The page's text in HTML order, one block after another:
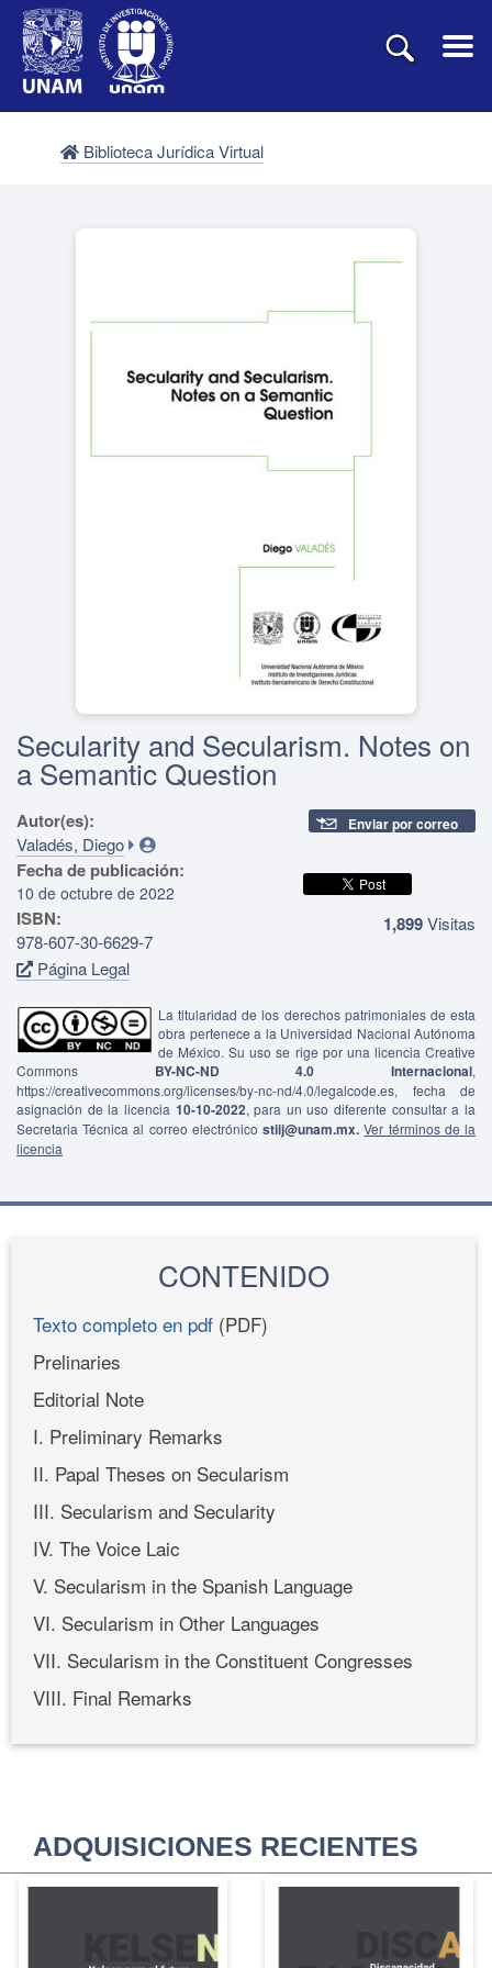
Biblioteca Jurídica Virtual
Secularity and Secularism. Notes on
a Semantic Question
Autor(es):
Valadés, Diego
Fecha de publicación:
10 de octubre de 2022
ISBN:
978-607-30-6629-7
Página Legal
Enviar por correo
1,899Visitas
La titularidad de los derechos patrimoniales de esta
obra pertenece a la Universidad Nacional Autónoma
de México. Su uso se rige por una licencia Creative
Commons BY-NC-ND 4.0 Internacional,
https://creativecommons.org/licenses/by-nc-nd/4.0/legalcode.es, fecha de
asignación de la licencia 10-10-2022, para un uso diferente consultar a la
Secretaria Técnica al correo electrónicostiij@unam.mx. Ver términos de la
licencia
CONTENIDO
Texto completo en pdf (PDF)
Prelinaries
Editorial Note
I. Preliminary Remarks
II. Papal Theses on Secularism
III. Secularism and Secularity
IV. The Voice Laic
V. Secularism in the Spanish Language
VI. Secularism in Other Languages
VII. Secularism in the Constituent Congresses
VIII. Final Remarks
ADQUISICIONES RECIENTES